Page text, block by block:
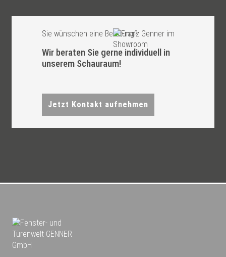
Sie wünschen eine Beratung?
Wir beraten Sie gerne individuell in
unserem Schauraum!
Jetzt Kontakt aufnehmen